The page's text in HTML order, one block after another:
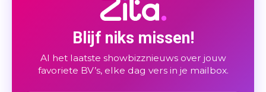
Blijf niks missen!
Al het laatste showbizznieuws over jouw
favoriete BV’s, elke dag vers in je mailbox.